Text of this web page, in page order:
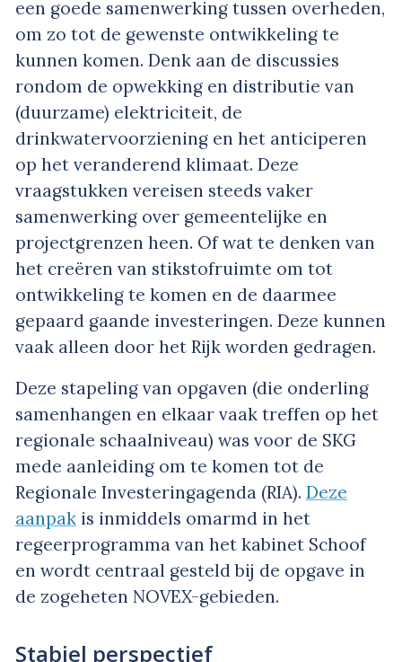
een goede samenwerking tussen overheden,
om zo tot de gewenste ontwikkeling te
kunnen komen. Denk aan de discussies
rondom de opwekking en distributie van
(duurzame) elektriciteit, de
drinkwatervoorziening en het anticiperen
op het veranderend klimaat. Deze
vraagstukken vereisen steeds vaker
samenwerking over gemeentelijke en
projectgrenzen heen. Of wat te denken van
het creëren van stikstofruimte om tot
ontwikkeling te komen en de daarmee
gepaard gaande investeringen. Deze kunnen
vaak alleen door het Rijk worden gedragen.
Deze stapeling van opgaven (die onderling
samenhangen en elkaar vaak treffen op het
regionale schaalniveau) was voor de SKG
mede aanleiding om te komen tot de
Regionale Investeringagenda (RIA). Deze
aanpak is inmiddels omarmd in het
regeerprogramma van het kabinet Schoof
en wordt centraal gesteld bij de opgave in
de zogeheten NOVEX-gebieden.
Stabiel perspectief